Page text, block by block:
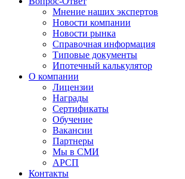
Мнение наших экспертов
Новости компании
Новости рынка
Справочная информация
Типовые документы
Ипотечный калькулятор
О компании
Лицензии
Награды
Сертификаты
Обучение
Вакансии
Партнеры
Мы в СМИ
АРСП
Контакты